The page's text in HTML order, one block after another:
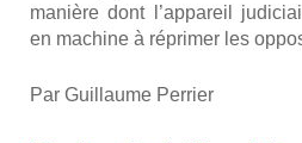
manière dont l’ap­pa­reil
en machine à répri­mer les
Par Guillaume Per­rier